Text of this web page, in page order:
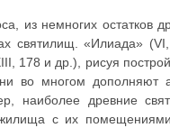
из немногих остатков
святилищ. «Илиада»
и др.), рисуя
во многом дополняют
наиболее древние
с их